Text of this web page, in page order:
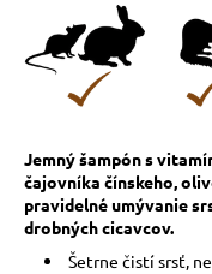
Jemný šampón s
čajovníka čínskeho,
pravidelné umývanie
drobných cicavcov.
Šetrne čistí srsť,